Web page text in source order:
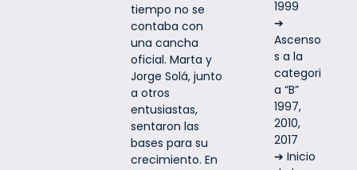
tiempo no se
contaba con
una cancha
oficial. Marta y
Jorge Solá, junto
a otros
entusiastas,
sentaron las
bases para su
crecimiento. En
1999
➔
Ascenso
s a la
categori
a “B”
1997,
2010,
2017
➔ Inicio